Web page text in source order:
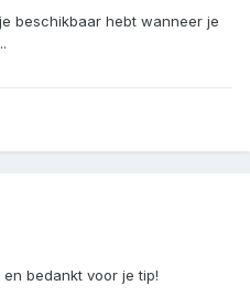
beschikbaar hebt wanneer je
en bedankt voor je tip!